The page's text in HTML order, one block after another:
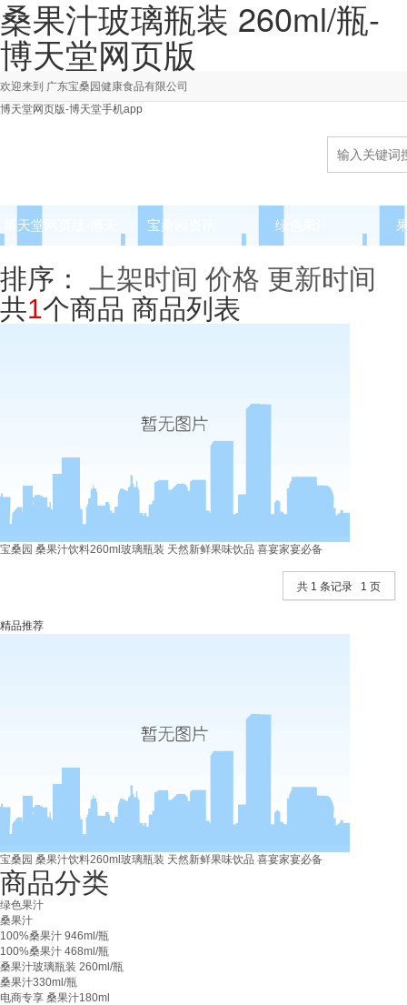
桑果汁玻璃瓶装 260ml/瓶-
博天堂网页版
欢迎来到 广东宝桑园健康食品有限公司
博天堂网页版-博天堂手机app
博天堂网页版-博天
堂手机app
宝桑园资讯 绿色果汁
排序： 上架时间 价格 更新时间
共1个商品 商品列表
宝桑园 桑果汁饮料260ml玻璃瓶装 天然新鲜果味饮品 喜宴家宴必备
共 1 条记录 1 页
精品推荐
宝桑园 桑果汁饮料260ml玻璃瓶装 天然新鲜果味饮品 喜宴家宴必备
商品分类
绿色果汁
桑果汁
100%桑果汁 946ml/瓶
100%桑果汁 468ml/瓶
桑果汁玻璃瓶装 260ml/瓶
桑果汁330ml/瓶
电商专享 桑果汁180ml